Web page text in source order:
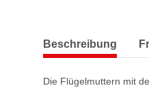
Beschreibung
Die Flügelmuttern mit